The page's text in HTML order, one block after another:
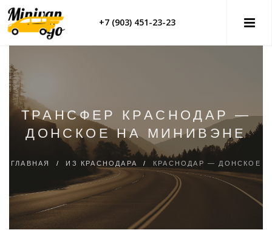
+7 (903) 451-23-23
ТРАНСФЕР КРАСНОДАР —
ДОНСКОЕ НА МИНИВЭНЕ
ГЛАВНАЯ / ИЗ КРАСНОДАРА / КРАСНОДАР — ДОНСКОЕ